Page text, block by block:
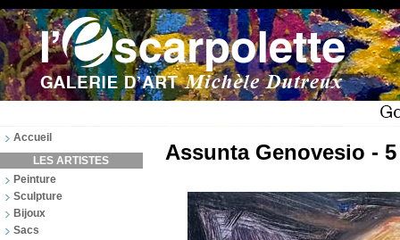
Accueil
LES ARTISTES
Peinture
Sculpture
Bijoux
Sacs
Assunta Genovesio -